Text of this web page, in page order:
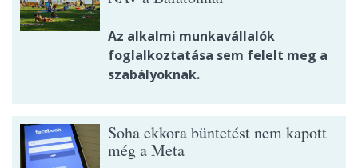
Az alkalmi munkavállalók
foglalkoztatása sem felelt meg a
szabályoknak.
Soha ekkora büntetést nem kapott
még a Meta